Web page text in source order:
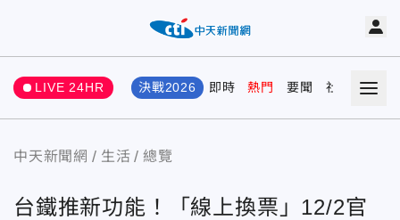
LIVE 24HR 決戰2026 即時 熱門 要聞 社會 娛樂
中天新聞網 生活 總覽
台鐵推新功能！「線上換票」12/2官